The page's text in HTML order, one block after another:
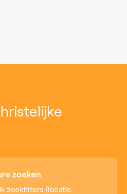
zoeken
zoekfilters (locatie,